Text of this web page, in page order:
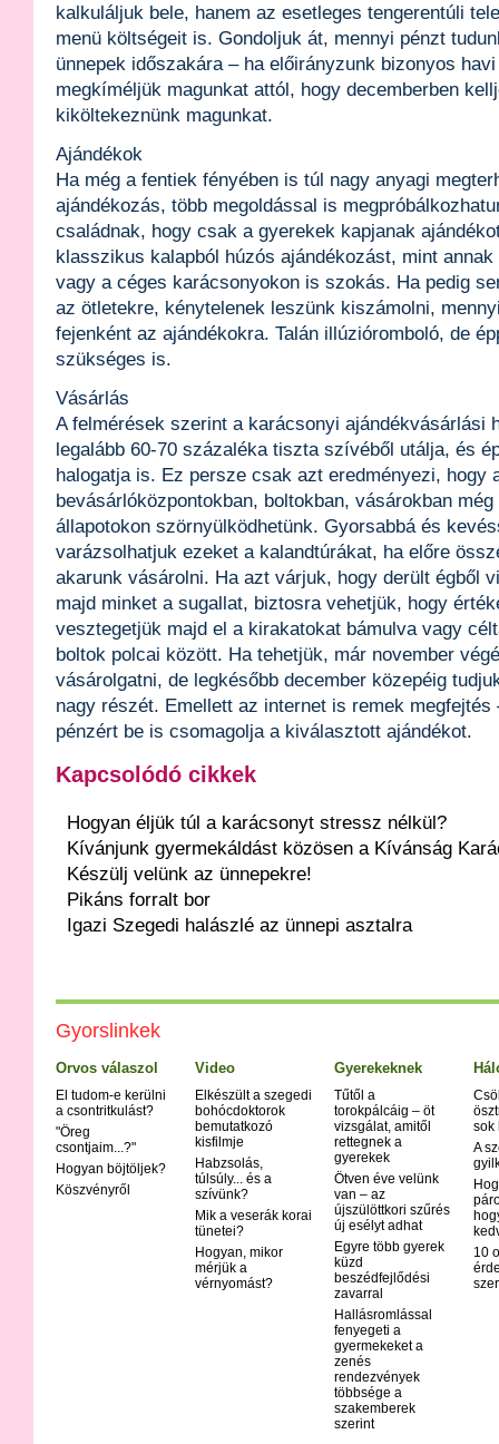
kalkuláljuk bele, hanem az esetleges tengerentúli
menü költségeit is. Gondoljuk át, mennyi pénzt
ünnepek időszakára – ha előirányzunk bizonyos
megkíméljük magunkat attól, hogy decemberben
kiköltekeznünk magunkat.
Ajándékok
Ha még a fentiek fényében is túl nagy anyagi
ajándékozás, több megoldással is
családnak, hogy csak a gyerekek kapjanak
klasszikus kalapból húzós ajándékozást, mint
vagy a céges karácsonyokon is szokás. Ha pedig
az ötletekre, kénytelenek leszünk kiszámolni,
fejenként az ajándékokra. Talán illúzióromboló, de
szükséges is.
Vásárlás
A felmérések szerint a karácsonyi ajándékvásárlási
legalább 60-70 százaléka tiszta szívéből utálja, és
halogatja is. Ez persze csak azt eredményezi, hogy
bevásárlóközpontokban, boltokban, vásárokban
állapotokon szörnyülködhetünk. Gyorsabbá és
varázsolhatjuk ezeket a kalandtúrákat, ha előre
akarunk vásárolni. Ha azt várjuk, hogy derült égből
majd minket a sugallat, biztosra vehetjük, hogy
vesztegetjük majd el a kirakatokat bámulva vagy
boltok polcai között. Ha tehetjük, már november
vásárolgatni, de legkésőbb december közepéig
nagy részét. Emellett az internet is remek
pénzért be is csomagolja a kiválasztott ajándékot.
Kapcsolódó cikkek
Hogyan éljük túl a karácsonyt stressz nélkül?
Kívánjunk gyermekáldást közösen a Kívánság
Készülj velünk az ünnepekre!
Pikáns forralt bor
Igazi Szegedi halászlé az ünnepi asztalra
Gyorslinkek
Orvos válaszol
El tudom-e kerülni
a csontritkulást?
"Öreg
csontjaim...?"
Hogyan böjtöljek?
Köszvényről
Video
Elkészült a szegedi
bohócdoktorok
bemutatkozó
kisfilmje
Habzsolás,
túlsúly... és a
szívünk?
Mik a veserák korai
tünetei?
Hogyan, mikor
mérjük a
vérnyomást?
Gyerekeknek
Tűtől a
torokpálcáig – öt
vizsgálat, amitől
rettegnek a
gyerekek
Ötven éve velünk
van – az
újszülöttkori szűrés
új esélyt adhat
Egyre több gyerek
küzd
beszédfejlődési
zavarral
Hallásromlással
fenyegeti a
gyermekeket a
zenés
rendezvények
többsége a
szakemberek
szerint
sok
A
10